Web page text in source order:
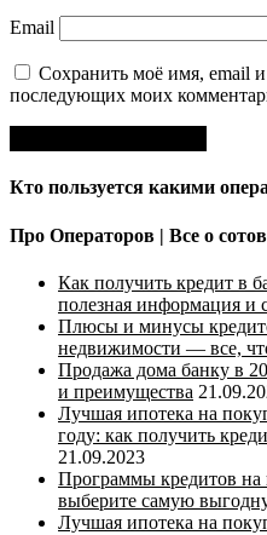
Email
Сохранить моё имя, email и
последующих моих
Кто пользуется какими
Про Операторов | Все о
Как получить кредит в
полезная информация и
Плюсы и минусы
недвижимости — все,
Продажа дома банку в
и преимущества
Лучшая ипотека на
году: как получить
21.09.2023
Программы кредитов
выберите самую
Лучшая ипотека на